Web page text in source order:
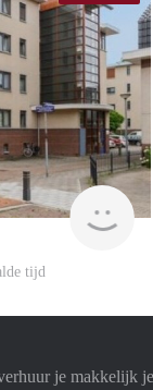
tijd
je makkelijk